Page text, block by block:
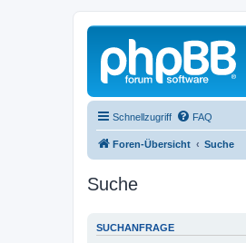
Schnellzugriff FAQ
Foren-Übersicht Suche
Suche
SUCHANFRAGE